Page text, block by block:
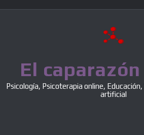
El
Psicología, Psicoterapia online,
artificial